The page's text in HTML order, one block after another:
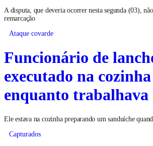
A disputa, que deveria ocorrer nesta segunda (03),
remarcação
Ataque covarde
Funcionário de
executado na cozinha
enquanto
Ele estava na cozinha preparando um sanduíche
Capturados